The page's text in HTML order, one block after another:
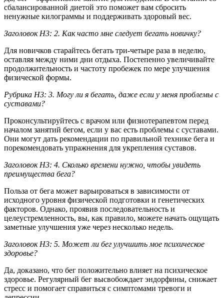
сбалансированной диетой это поможет вам сбросить
ненужные килограммы и поддерживать здоровый вес.
Заголовок H3: 2. Как часто мне следует бегать новичку?
Для новичков старайтесь бегать три-четыре раза в неделю,
оставляя между ними дни отдыха. Постепенно увеличивайте
продолжительность и частоту пробежек по мере улучшения
физической формы.
Рубрика H3: 3. Могу ли я бегать, даже если у меня проблемы с
суставами?
Проконсультируйтесь с врачом или физиотерапевтом перед
началом занятий бегом, если у вас есть проблемы с суставами.
Они могут дать рекомендации по правильной технике бега и
порекомендовать упражнения для укрепления суставов.
Заголовок H3: 4. Сколько времени нужно, чтобы увидеть
преимущества бега?
Польза от бега может варьироваться в зависимости от
исходного уровня физической подготовки и генетических
факторов. Однако, проявив последовательность и
целеустремленность, вы, как правило, можете начать ощущать
заметные улучшения уже через несколько недель.
Заголовок H3: 5. Может ли бег улучшить мое психическое
здоровье?
Да, доказано, что бег положительно влияет на психическое
здоровье. Регулярный бег высвобождает эндорфины, снижает
стресс и помогает справиться с симптомами тревоги и